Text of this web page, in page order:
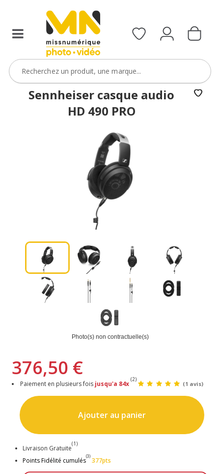
avec
FXVIDEO15
VOIR L'OFFRE
Sennheiser casque audio
HD 490 PRO
Photo(s) non contractuelle(s)
376,50 €
Paiement en plusieurs fois jusqu'a 84x
(2)
(1 avis)
Ajouter au panier
Livraison Gratuite
(1)
Points Fidélité cumulés
(3)
377pts